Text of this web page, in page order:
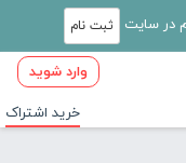
ثبت نام
وارد شوید
خرید اشتراک